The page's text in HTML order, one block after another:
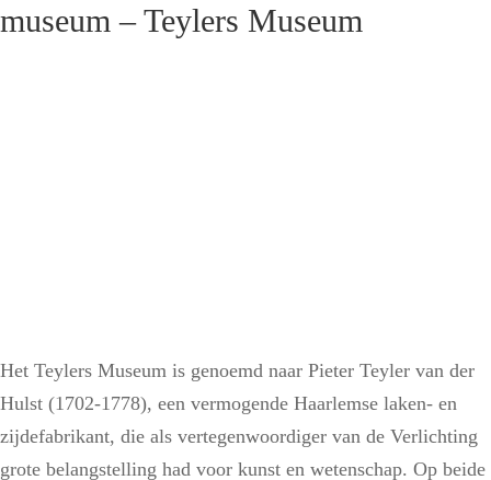
museum – Teylers Museum
Het Teylers Museum is genoemd naar Pieter Teyler van der
Hulst (1702-1778), een vermogende Haarlemse laken- en
zijdefabrikant, die als vertegenwoordiger van de Verlichting
grote belangstelling had voor kunst en wetenschap. Op beide